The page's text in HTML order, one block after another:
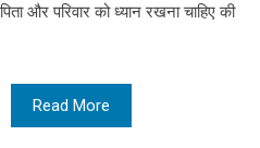
और परिवार को ध्यान रखना चाहिए की
Read More